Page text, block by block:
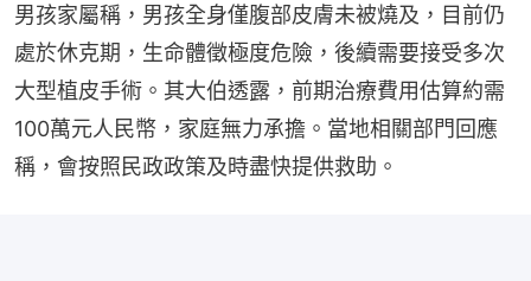
男孩家屬稱，男孩全身僅腹部皮膚未被燒及，目前仍
處於休克期，生命體徵極度危險，後續需要接受多次
大型植皮手術。其大伯透露，前期治療費用估算約需
100萬元人民幣，家庭無力承擔。當地相關部門回應
稱，會按照民政政策及時盡快提供救助。